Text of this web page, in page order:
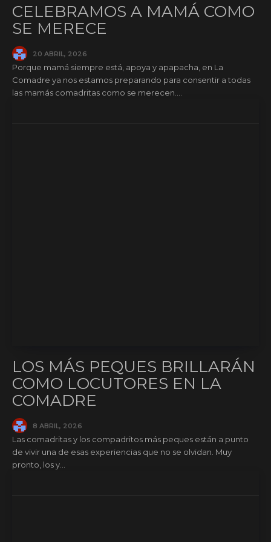
CELEBRAMOS A MAMÁ COMO
SE MERECE
20 ABRIL, 2026
Porque mamá siempre está, apoya y apapacha, en La
Comadre ya nos estamos preparando para consentir a todas
las mamás comadritas como se merecen....
LOS MÁS PEQUES BRILLARÁN
COMO LOCUTORES EN LA
COMADRE
8 ABRIL, 2026
Las comadritas y los compadritos más peques están a punto
de vivir una de esas experiencias que no se olvidan. Muy
pronto, los y...